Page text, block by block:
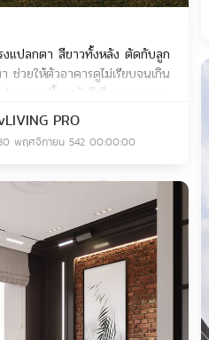
งแปลกตา สีขาวทั้งหลัง ตัดกับลูก
ช่วยให้ตัวอาคารดูไม่เรียบจนเกิน
างกลางพื้นหญ้าสีเขียว และราย
ตัวน้อยมากมาย ทำให้อาคารหลังนี้
PRO
พฤศจิกายน 542 00:00:00
Save